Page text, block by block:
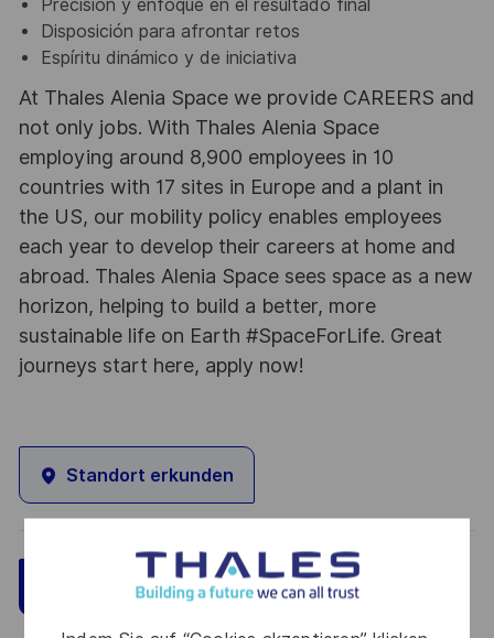
Precisión y enfoque en el resultado final
Disposición para afrontar retos
Espíritu dinámico y de iniciativa
At Thales Alenia Space we provide CAREERS and
not only jobs. With Thales Alenia Space
employing around 8,900 employees in 10
countries with 17 sites in Europe and a plant in
the US, our mobility policy enables employees
each year to develop their careers at home and
abroad. Thales Alenia Space sees space as a new
horizon, helping to build a better, more
sustainable life on Earth #SpaceForLife. Great
journeys start here, apply now!
Standort erkunden
Jetzt bewerben Speichern